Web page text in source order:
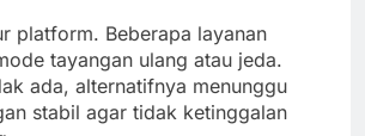
platform. Beberapa layanan
tayangan ulang atau jeda.
ada, alternatifnya menunggu
stabil agar tidak ketinggalan